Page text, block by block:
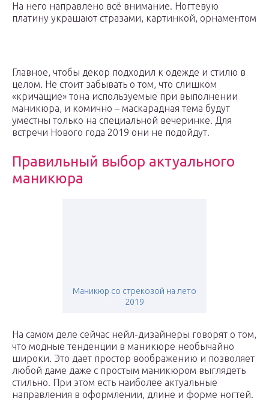
На него направлено всё внимание. Ногтевую
платину украшают стразами, картинкой, орнаментом
Главное, чтобы декор подходил к одежде и стилю в
целом. Не стоит забывать о том, что слишком
«кричащие» тона используемые при выполнении
маникюра, и комично – маскарадная тема будут
уместны только на специальной вечеринке. Для
встречи Нового года 2019 они не подойдут.
Правильный выбор актуального
маникюра
Маникюр со стрекозой на лето
2019
На самом деле сейчас нейл-дизайнеры говорят о том,
что модные тенденции в маникюре необычайно
широки. Это дает простор воображению и позволяет
любой даме даже с простым маникюром выглядеть
стильно. При этом есть наиболее актуальные
направления в оформлении, длине и форме ногтей.